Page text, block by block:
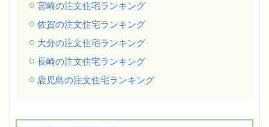
宮崎の注文住宅ランキング
佐賀の注文住宅ランキング
大分の注文住宅ランキング
長崎の注文住宅ランキング
鹿児島の注文住宅ランキング